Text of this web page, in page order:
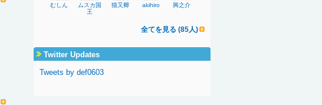
むしん
ムスカ国
王
猫又卿 akihiro 興之介
全てを見る (85人)
Twitter Updates
Tweets by def0603